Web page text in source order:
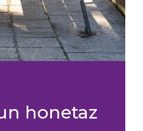
honetaz